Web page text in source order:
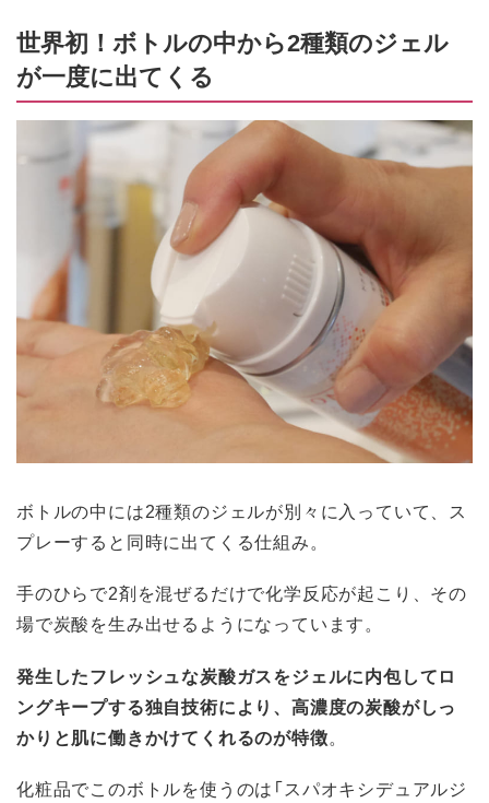
世界初！ボトルの中から2種類のジェル
が一度に出てくる
ボトルの中には2種類のジェルが別々に入っていて、ス
プレーすると同時に出てくる仕組み。
手のひらで2剤を混ぜるだけで化学反応が起こり、その
場で炭酸を生み出せるようになっています。
発生したフレッシュな炭酸ガスをジェルに内包してロ
ングキープする独自技術により、高濃度の炭酸がしっ
かりと肌に働きかけてくれるのが特徴。
化粧品でこのボトルを使うのは「スパオキシデュアルジ